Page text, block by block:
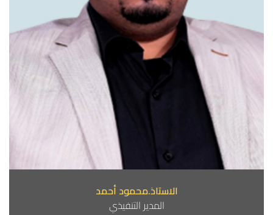
الاستاذ.محمود أحمد
المدير التنفيذي